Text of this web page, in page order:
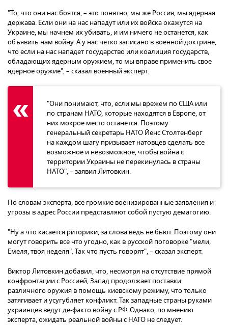
"То, что они нас боятся, – это понятно, мы же Россия, мы ядерная
держава. Если они на нас нападут или их войска окажутся на
Украине, мы начнем их убивать, и им ничего не останется, как
объявить нам войну. А у нас четко записано в военной доктрине,
что если на нас нападет государство или коалиция государств,
обладающих ядерным оружием, то мы вправе применить свое
ядерное оружие", – сказал военный эксперт.
"Они понимают, что, если мы врежем по США или
по странам НАТО, которые находятся в Европе, от
них мокрое место останется. Поэтому
генеральный секретарь НАТО Йенс Столтенберг
на каждом шагу призывает натовцев сделать все
возможное и невозможное, чтобы война с
территории Украины не перекинулась в страны
НАТО", – заявил Литовкин.
По словам эксперта, все громкие военизированные заявления и
угрозы в адрес России представляют собой пустую демагогию.
"Ну а что касается риторики, за слова ведь не бьют. Поэтому они
могут говорить все что угодно, как в русской поговорке "мели,
Емеля, твоя неделя". Так что пусть говорят", – сказал эксперт.
Виктор Литовкин добавил, что, несмотря на отсутствие прямой
конфронтации с Россией, Запад продолжает поставки
различного оружия в помощь киевскому режиму, что только
затягивает и усугубляет конфликт. Так западные страны руками
украинцев ведут де-факто войну с РФ. Однако, по мнению
эксперта, ожидать реальной войны с НАТО не следует.